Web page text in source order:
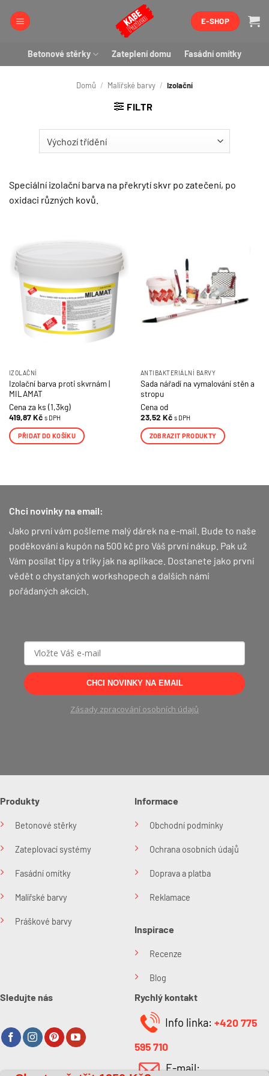
E-SHOP
Betonové stěrky Zateplení domu Fasádní omítky
Domů / Malířské barvy / Izolační
FILTR
Speciální izolační barva na překrytí skvr po zatečení, po
oxidaci různých kovů.
IZOLAČNÍ
Izolační barva proti skvrnám |
MILAMAT
Cena za ks (1,3kg)
419,87Kč s DPH
PŘIDAT DO KOŠÍKU
ANTIBAKTERIÁLNÍ BARVY
Sada nářadí na vymalování stěn a
stropu
Cena od
23,52 Kč s DPH
ZOBRAZIT PRODUKTY
Chci novinky na email:
Jako první vám pošleme malý dárek na e-mail. Bude to naše
poděkování a kupón na 500 kč pro Váš první nákup. Pak už
Vám posílat tipy a triky jak na aplikace. Dostanete jako první
vědět o chystaných workshopech a dalších námi
pořádaných akcích.
CHCI NOVINKY NA EMAIL
Zásady zpracování osobních údajů
Produkty
Betonové stěrky
Zateplovací systémy
Fasádní omítky
Malířské barvy
Práškové barvy
Informace
Obchodní podmínky
Ochrana osobních údajů
Doprava a platba
Reklamace
Inspirace
Recenze
Blog
Sledujte nás Rychlý kontakt
Info linka: +420 775
595 710
E-mail: